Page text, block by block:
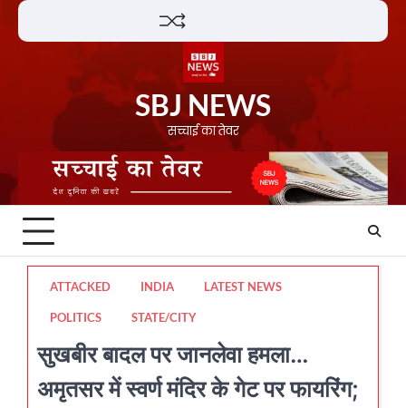
Skip
SBJ NEWS
सच्चाई का तेवर
ATTACKED INDIA LATEST NEWS
POLITICS STATE/CITY
सुखबीर बादल पर जानलेवा हमला…
अमृतसर में स्वर्ण मंदिर के गेट पर फायरिंग;